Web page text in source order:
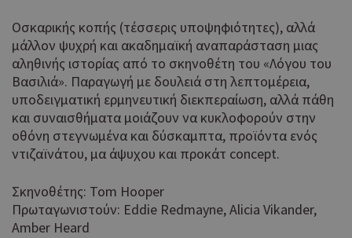
Οσκαρικής κοπής (τέσσερις υποψηφιότητες), αλλά
μάλλον ψυχρή και ακαδημαϊκή αναπαράσταση μιας
αληθινής ιστορίας από το σκηνοθέτη του «Λόγου του
Βασιλιά». Παραγωγή με δουλειά στη λεπτομέρεια,
υποδειγματική ερμηνευτική διεκπεραίωση, αλλά πάθη
και συναισθήματα μοιάζουν να κυκλοφορούν στην
οθόνη στεγνωμένα και δύσκαμπτα, προϊόντα ενός
ντιζαϊνάτου, μα άψυχου και προκάτ concept.
Σκηνοθέτης: Tom Hooper
Πρωταγωνιστούν: Eddie Redmayne, Alicia Vikander,
Amber Heard